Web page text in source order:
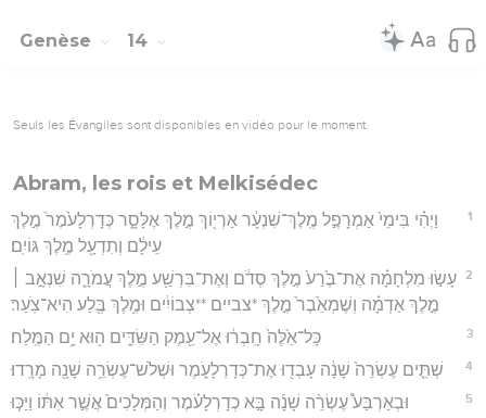
Genèse 14
Seuls les Évangiles sont disponibles en vidéo pour le moment.
Abram, les rois et Melkisédec
1
וַיְהִ֗י בִּימֵי֙ אַמְרָפֶ֣ל מֶֽלֶךְ־שִׁנְעָ֔ר אַרְי֖וֹךְ מֶ֣לֶךְ אֶלָּסָ֑ר כְּדָרְלָעֹ֙מֶר֙ מֶ֣לֶךְ
עֵילָ֔ם וְתִדְעָ֖ל מֶ֥לֶךְ גּוֹיִֽם׃
2
עָשׂ֣וּ מִלְחָמָ֗ה אֶת־בֶּ֙רַע֙ מֶ֣לֶךְ סְדֹ֔ם וְאֶת־בִּרְשַׁ֖ע מֶ֣לֶךְ עֲמֹרָ֑ה שִׁנְאָ֣ב ׀
מֶ֣לֶךְ אַדְמָ֗ה וְשֶׁמְאֵ֙בֶר֙ מֶ֣לֶךְ *צביים **צְבוֹיִ֔ים וּמֶ֥לֶךְ בֶּ֖לַע הִיא־צֹֽעַר׃
3 כָּל־אֵ֙לֶּה֙ חָֽבְר֔וּ אֶל־עֵ֖מֶק הַשִּׂדִּ֑ים ה֖וּא יָ֥ם הַמֶּֽלַח׃
4 שְׁתֵּ֤ים עֶשְׂרֵה֙ שָׁנָ֔ה עָבְד֖וּ אֶת־כְּדָרְלָעֹ֑מֶר וּשְׁלֹשׁ־עֶשְׂרֵ֥ה שָׁנָ֖ה מָרָֽדוּ׃
5
וּבְאַרְבַּע֩ עֶשְׂרֵ֨ה שָׁנָ֜ה בָּ֣א כְדָרְלָעֹ֗מֶר וְהַמְּלָכִים֙ אֲשֶׁ֣ר אִתּ֔וֹ וַיַּכּ֤וּ